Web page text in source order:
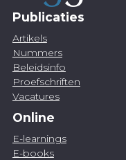
Publicaties
Artikels
Nummers
Beleidsinfo
Proefschriften
Vacatures
Online
E-learnings
E-books